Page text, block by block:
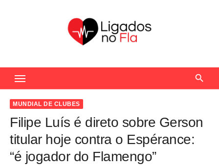
c
MUNDIAL DE CLUBES
Filipe Luís é direto sobre Gerson
titular hoje contra o Espérance:
“é jogador do Flamengo”